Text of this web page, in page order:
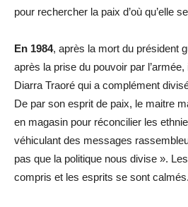
pour rechercher la paix d’où qu’elle
En 1984, après la mort du président
après la prise du pouvoir par
Diarra Traoré qui a complément
De par son esprit de paix, le maitre
en magasin pour réconcilier les
véhiculant des messages
pas que la politique nous divise ».
compris et les esprits se sont calmés.